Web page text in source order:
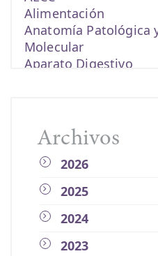
Alimentación
Anatomía Patológica
Molecular
Aparato Digestivo
Cáncer de colon
cáncer de endometrio
Cáncer de esófago
Cáncer de estómago
Cáncer de mama
Cáncer de páncreas
cáncer de recto
Archivos
2026
2025
2024
2023